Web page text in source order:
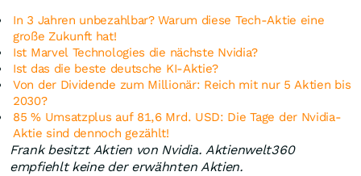
In 3 Jahren unbezahlbar? Warum diese Tech-Aktie eine
große Zukunft hat!
Ist Marvel Technologies die nächste Nvidia?
Ist das die beste deutsche KI-Aktie?
Von der Dividende zum Millionär: Reich mit nur 5 Aktien bis
2030?
85 % Umsatzplus auf 81,6 Mrd. USD: Die Tage der Nvidia-
Aktie sind dennoch gezählt!
Frank besitzt Aktien von Nvidia. Aktienwelt360
empfiehlt keine der erwähnten Aktien.